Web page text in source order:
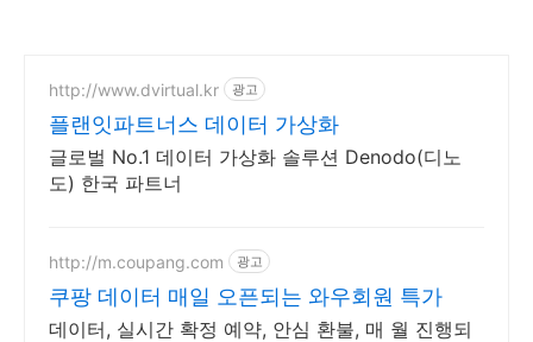
http://www.dvirtual.kr 광고
플랜잇파트너스 데이터 가상화
글로벌 No.1 데이터 가상화 솔루션 Denodo(디노
도) 한국 파트너
http://m.coupang.com 광고
쿠팡 데이터 매일 오픈되는 와우회원 특가
데이터, 실시간 확정 예약, 안심 환불, 매 월 진행되